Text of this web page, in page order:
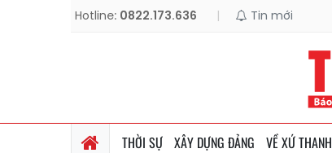
Hotline: 0822.173.636 | Tin mới
THỜI SỰ XÂY DỰNG ĐẢNG VỀ XỨ THANH